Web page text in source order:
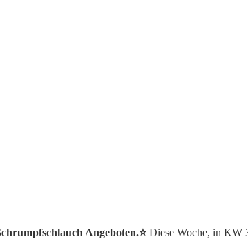
Angeboten.⭐️Diese Woche, in KW